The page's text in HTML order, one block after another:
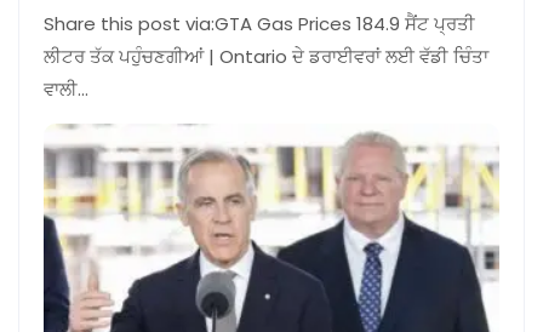
Share this post via:GTA Gas Prices 184.9 ਸੈਂਟ ਪ੍ਰਤੀ
ਲੀਟਰ ਤੱਕ ਪਹੁੰਚਣਗੀਆਂ | Ontario ਦੇ ਡਰਾਈਵਰਾਂ ਲਈ ਵੱਡੀ ਚਿੰਤਾ
ਵਾਲੀ…